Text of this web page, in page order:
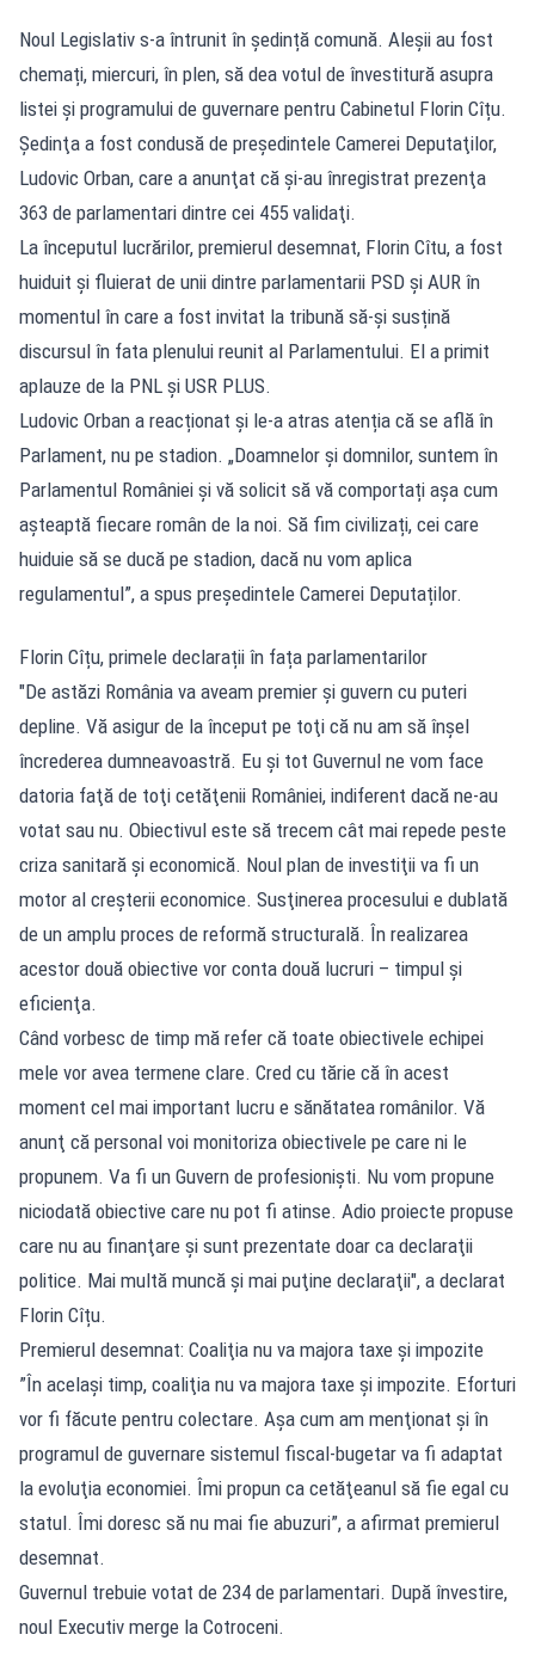
Noul Legislativ s-a întrunit în ședință comună. Aleșii au fost
chemați, miercuri, în plen, să dea votul de învestitură asupra
listei și programului de guvernare pentru Cabinetul Florin Cîțu.
Şedinţa a fost condusă de preşedintele Camerei Deputaţilor,
Ludovic Orban, care a anunţat că şi-au înregistrat prezenţa
363 de parlamentari dintre cei 455 validaţi.
La începutul lucrărilor, premierul desemnat, Florin Cîtu, a fost
huiduit și fluierat de unii dintre parlamentarii PSD și AUR în
momentul în care a fost invitat la tribună să-și susțină
discursul în fata plenului reunit al Parlamentului. El a primit
aplauze de la PNL și USR PLUS.
Ludovic Orban a reacționat și le-a atras atenția că se află în
Parlament, nu pe stadion. „Doamnelor și domnilor, suntem în
Parlamentul României și vă solicit să vă comportați așa cum
așteaptă fiecare român de la noi. Să fim civilizați, cei care
huiduie să se ducă pe stadion, dacă nu vom aplica
regulamentul”, a spus președintele Camerei Deputaților.
Florin Cîțu, primele declarații în fața parlamentarilor
"De astăzi România va aveam premier şi guvern cu puteri
depline. Vă asigur de la început pe toţi că nu am să înşel
încrederea dumneavoastră. Eu şi tot Guvernul ne vom face
datoria faţă de toţi cetăţenii României, indiferent dacă ne-au
votat sau nu. Obiectivul este să trecem cât mai repede peste
criza sanitară şi economică. Noul plan de investiţii va fi un
motor al creşterii economice. Susţinerea procesului e dublată
de un amplu proces de reformă structurală. În realizarea
acestor două obiective vor conta două lucruri – timpul şi
eficienţa.
Când vorbesc de timp mă refer că toate obiectivele echipei
mele vor avea termene clare. Cred cu tărie că în acest
moment cel mai important lucru e sănătatea românilor. Vă
anunţ că personal voi monitoriza obiectivele pe care ni le
propunem. Va fi un Guvern de profesionişti. Nu vom propune
niciodată obiective care nu pot fi atinse. Adio proiecte propuse
care nu au finanţare şi sunt prezentate doar ca declaraţii
politice. Mai multă muncă şi mai puţine declaraţii", a declarat
Florin Cîțu.
Premierul desemnat: Coaliţia nu va majora taxe şi impozite
”În acelaşi timp, coaliţia nu va majora taxe şi impozite. Eforturi
vor fi făcute pentru colectare. Aşa cum am menţionat şi în
programul de guvernare sistemul fiscal-bugetar va fi adaptat
la evoluţia economiei. Îmi propun ca cetăţeanul să fie egal cu
statul. Îmi doresc să nu mai fie abuzuri”, a afirmat premierul
desemnat.
Guvernul trebuie votat de 234 de parlamentari. După învestire,
noul Executiv merge la Cotroceni.